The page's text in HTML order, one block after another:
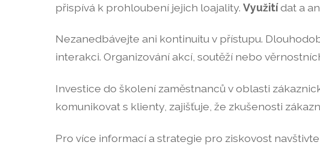
přispívá k prohloubení jejich loajality. Využitídat a
Nezanedbávejte ani kontinuitu v přístupu.
interakci. Organizování akcí, soutěží nebo
Investice do školení zaměstnanců v oblasti
komunikovat s klienty, zajišťuje, že zkušenosti
Pro více informací a strategie pro ziskovost navštivte